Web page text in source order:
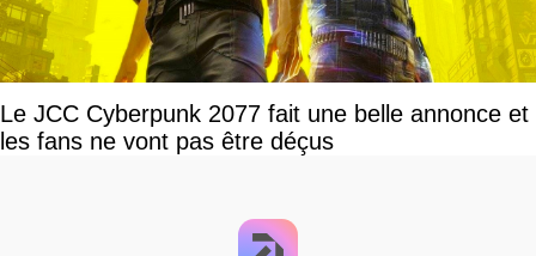
Le JCC Cyberpunk 2077 fait une belle annonce et
les fans ne vont pas être déçus